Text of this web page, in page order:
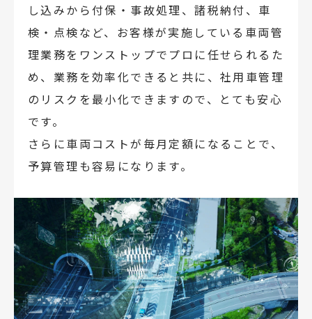
し込みから付保・事故処理、諸税納付、車
検・点検など、お客様が実施している車両管
理業務をワンストップでプロに任せられるた
め、業務を効率化できると共に、社用車管理
のリスクを最小化できますので、とても安心
です。
さらに車両コストが毎月定額になることで、
予算管理も容易になります。